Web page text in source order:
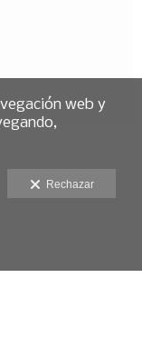
web y
Rechazar